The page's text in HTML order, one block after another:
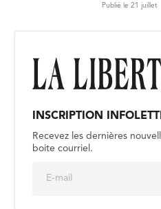
Publié le 21 juillet
INSCRIPTION
Recevez les dernières
boite courriel.